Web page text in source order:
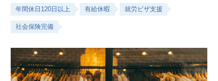
年間休日120日以上 有給休暇 就労ビザ支援
社会保険完備